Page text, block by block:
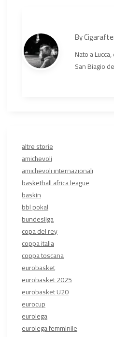
By
Nato a
San Biagio
altre storie
amichevoli
amichevoli internazionali
basketball africa league
baskin
bbl pokal
bundesliga
copa del rey
coppa italia
coppa toscana
eurobasket
eurobasket 2025
eurobasket U20
eurocup
eurolega
eurolega femminile